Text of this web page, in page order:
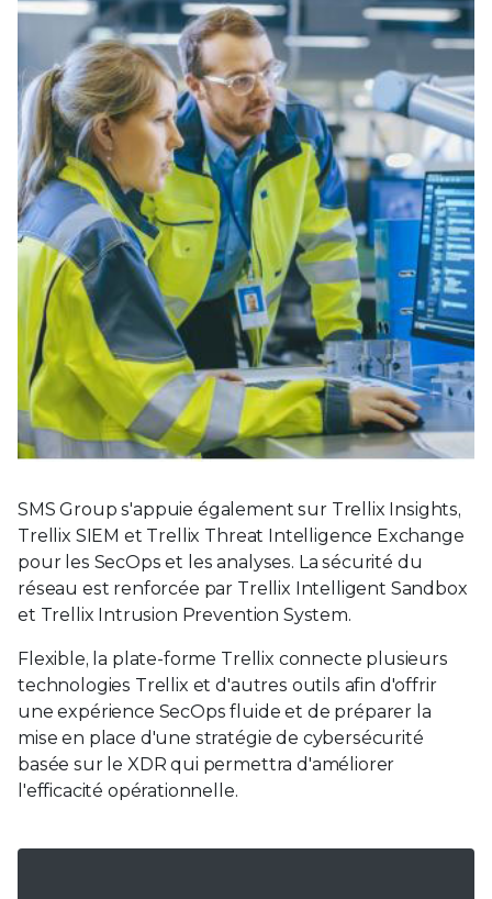
SMS Group s'appuie également sur Trellix Insights,
Trellix SIEM et Trellix Threat Intelligence Exchange
pour les SecOps et les analyses. La sécurité du
réseau est renforcée par Trellix Intelligent Sandbox
et Trellix Intrusion Prevention System.
Flexible, la plate-forme Trellix connecte plusieurs
technologies Trellix et d'autres outils afin d'offrir
une expérience SecOps fluide et de préparer la
mise en place d'une stratégie de cybersécurité
basée sur le XDR qui permettra d'améliorer
l'efficacité opérationnelle.